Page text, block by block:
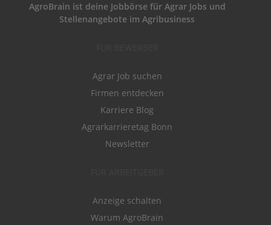
AgroBrain ist deine Jobbörse für Agrar Jobs und
Stellenangebote im Agribusiness
Agrar Job suchen
Firmen entdecken
Karriere Blog
Agrarkarrieretag Bonn
Newsletter
Anzeige schalten
Warum AgroBrain